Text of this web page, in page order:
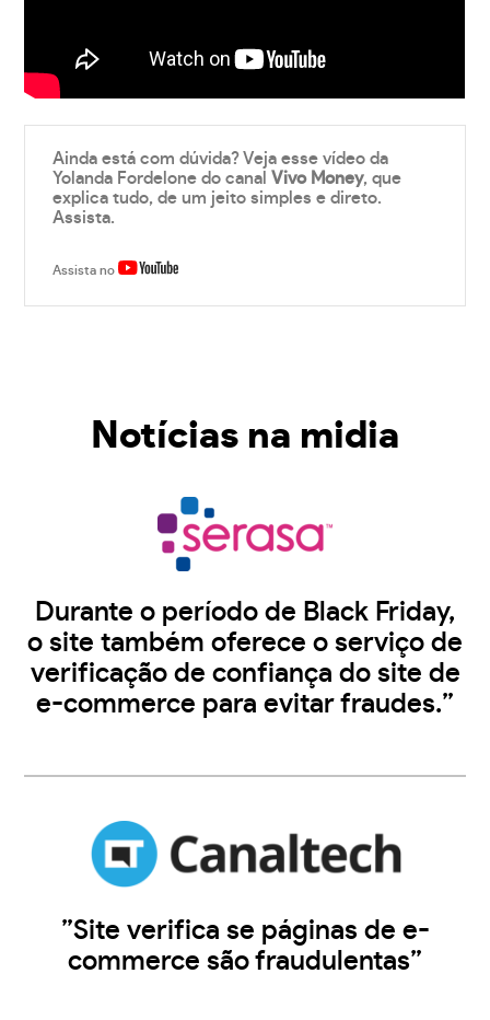
Ainda está com dúvida? Veja esse vídeo da
Yolanda Fordelone do canalVivo Money, que
explica tudo, de um jeito simples e direto.
Assista.
Assista no
Notícias na midia
Durante o período de Black Friday,
o site também oferece o serviço de
verificação de confiança do site de
e-commerce para evitar fraudes.”
”Site verifica se páginas de e-
commerce são fraudulentas”